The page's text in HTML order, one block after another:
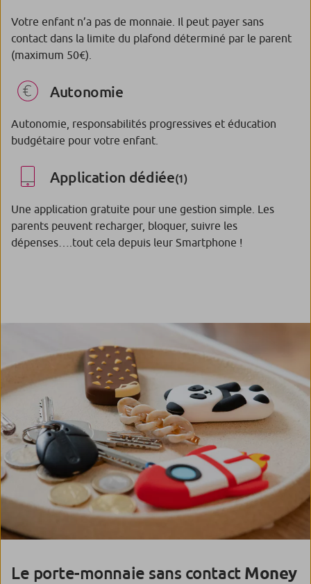
Votre enfant n’a pas de monnaie. Il peut payer sans
contact dans la limite du plafond déterminé par le parent
(maximum 50€).
Autonomie
Autonomie, responsabilités progressives et éducation
budgétaire pour votre enfant.
Application dédiée(1)
Une application gratuite pour une gestion simple. Les
parents peuvent recharger, bloquer, suivre les
dépenses….tout cela depuis leur Smartphone !
Le porte-monnaie sans contact Money